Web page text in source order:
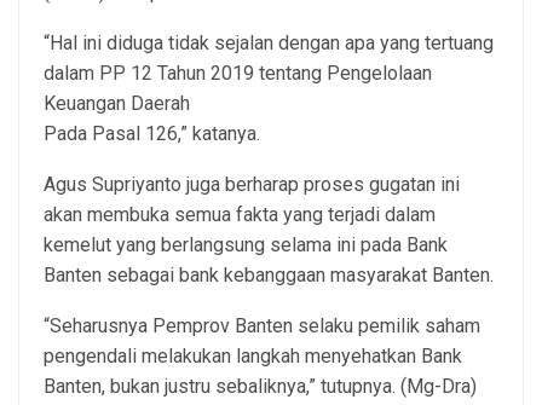
“Hal ini diduga tidak sejalan dengan apa yang tertuang
dalam PP 12 Tahun 2019 tentang Pengelolaan
Keuangan Daerah
Pada Pasal 126,” katanya.
Agus Supriyanto juga berharap proses gugatan ini
akan membuka semua fakta yang terjadi dalam
kemelut yang berlangsung selama ini pada Bank
Banten sebagai bank kebanggaan masyarakat Banten.
“Seharusnya Pemprov Banten selaku pemilik saham
pengendali melakukan langkah menyehatkan Bank
Banten, bukan justru sebaliknya,” tutupnya. (Mg-Dra)